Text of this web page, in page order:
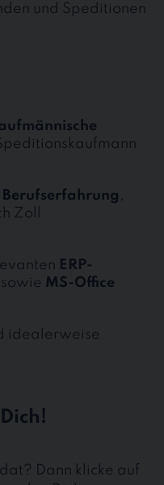
und Speditionen
,
Zoll
ERP-
MS-Office
idealerweise
Dann klicke auf